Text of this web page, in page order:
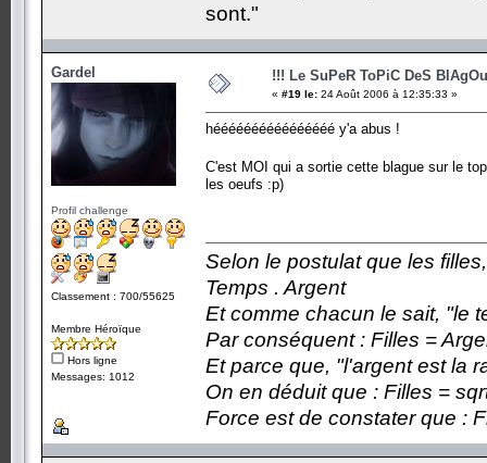
sont."
Gardel
Profil challenge
Classement : 700/55625
Membre Héroïque
Hors ligne
Messages: 1012
!!! Le SuPeR ToPiC DeS
« #19 le: 24 Août 2006 à 12:35:33 »
héééééééééééééééé y'a abus !
C'est MOI qui a sortie cette blague sur le
les oeufs :p)
Selon le postulat que les
Temps . Argent
Et comme chacun le sait, "le
Par conséquent : Filles =
Et parce que, "l'argent est la
On en déduit que : Filles =
Force est de constater que :